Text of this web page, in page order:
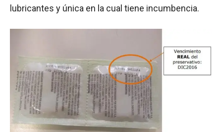
lubricantes y única en la cual tiene incumbencia.